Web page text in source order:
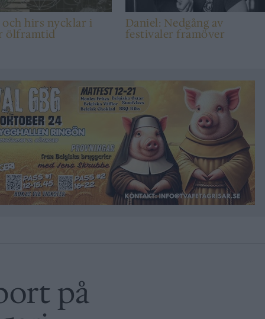
hirs nycklar i
ölframtid
Daniel: Nedgång av
festivaler framöver
på